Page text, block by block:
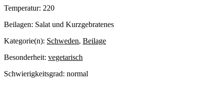
Temperatur: 220
Beilagen: Salat und Kurzgebratenes
Kategorie(n): Schweden, Beilage
Besonderheit: vegetarisch
Schwierigkeitsgrad: normal